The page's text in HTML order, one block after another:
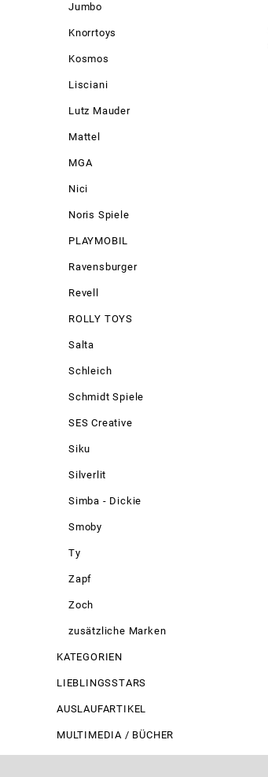
Jumbo
Knorrtoys
Kosmos
Lisciani
Lutz Mauder
Mattel
MGA
Nici
Noris Spiele
PLAYMOBIL
Ravensburger
Revell
ROLLY TOYS
Salta
Schleich
Schmidt Spiele
SES Creative
Siku
Silverlit
Simba - Dickie
Smoby
Ty
Zapf
Zoch
zusätzliche Marken
KATEGORIEN
LIEBLINGSSTARS
AUSLAUFARTIKEL
MULTIMEDIA / BÜCHER